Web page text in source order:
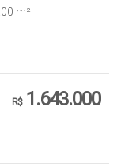
.00 m²
R$1.643.000